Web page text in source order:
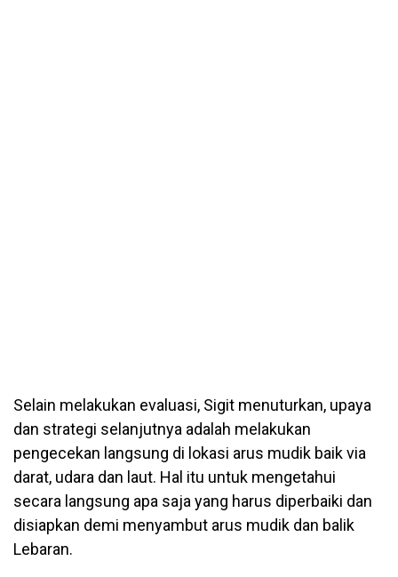
Selain melakukan evaluasi, Sigit menuturkan, upaya
dan strategi selanjutnya adalah melakukan
pengecekan langsung di lokasi arus mudik baik via
darat, udara dan laut. Hal itu untuk mengetahui
secara langsung apa saja yang harus diperbaiki dan
disiapkan demi menyambut arus mudik dan balik
Lebaran.